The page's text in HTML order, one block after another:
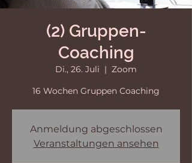
(2) Gruppen-
Coaching
Di., 26. Juli
  |
Zoom
16 Wochen Gruppen Coaching
Anmeldung abgeschlossen
Veranstaltungen ansehen